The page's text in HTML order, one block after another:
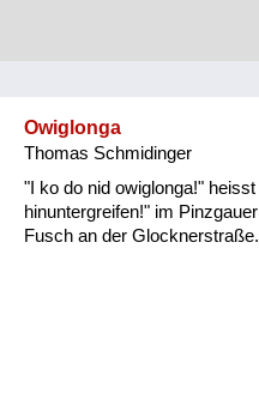
Owiglonga
Thomas Schmidinger
"I ko do nid owiglonga!"
hinuntergreifen!" im
Fusch an der Glocknerstraße.